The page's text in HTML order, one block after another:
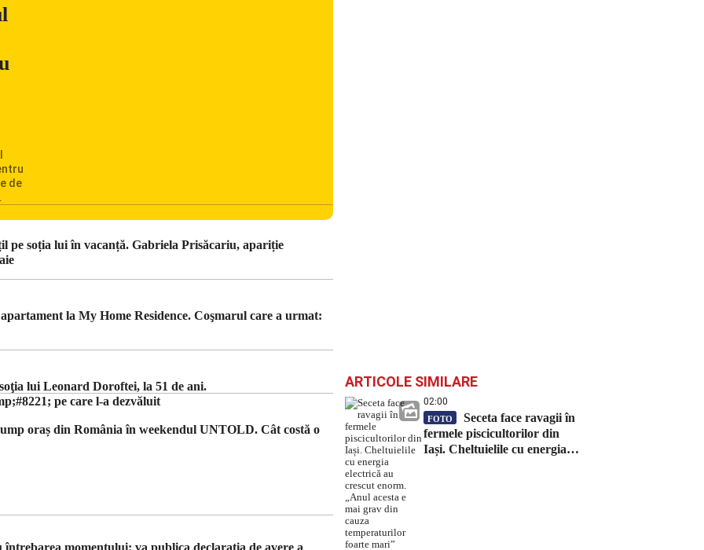
de
pe soția lui în vacanță. Gabriela Prisăcariu, apariție
la My Home Residence. Coşmarul care a urmat:
lui Leonard Doroftei, la 51 de ani.
pe care l-a dezvăluit
oraș din România în weekendul UNTOLD. Cât costă o
momentului: va publica declarația de avere a
ARTICOLE SIMILARE
02:00
FOTO
Seceta face ravagii în
fermele piscicultorilor din
Iași. Cheltuielile cu energia